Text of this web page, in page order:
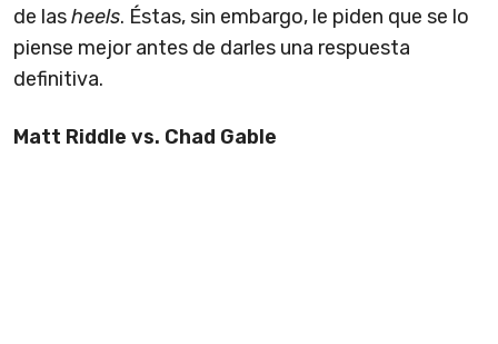
de lasheels. Éstas, sin embargo, le piden que se lo
piense mejor antes de darles una respuesta
definitiva.
Matt Riddle vs. Chad Gable